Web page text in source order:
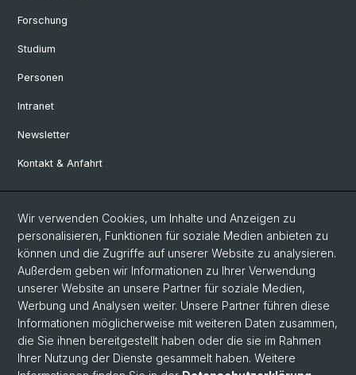
Forschung
Studium
Personen
Intranet
Newsletter
Kontakt & Anfahrt
Social Media
Facebook
LinkedIn
Instagram
Wir verwenden Cookies, um Inhalte und Anzeigen zu
personalisieren, Funktionen für soziale Medien anbieten zu
können und die Zugriffe auf unserer Website zu analysieren.
Außerdem geben wir Informationen zu Ihrer Verwendung
unserer Website an unsere Partner für soziale Medien,
Werbung und Analysen weiter. Unsere Partner führen diese
Informationen möglicherweise mit weiteren Daten zusammen,
die Sie ihnen bereitgestellt haben oder die sie im Rahmen
Ihrer Nutzung der Dienste gesammelt haben. Weitere